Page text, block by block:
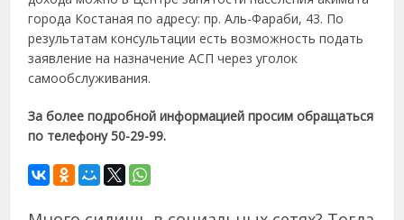
города Костаная по адресу: пр. Аль-Фараби, 43. По
результатам консультации есть возможность подать
заявление на назначение АСП через уголок
самообслуживания.
За более подробной информацией просим обращаться
по телефону 50-29-99.